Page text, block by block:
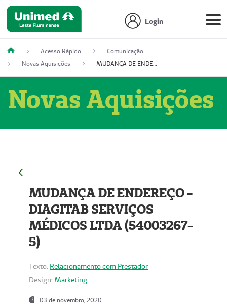
Login
Acesso Rápido
Comunicação
Novas Aquisições
MUDANÇA DE ENDEREÇO - DIAGITAB SERVIÇOS MÉDICOS LTDA (54003267-5)
Novas Aquisições
MUDANÇA DE ENDEREÇO -
DIAGITAB SERVIÇOS
MÉDICOS LTDA (54003267-
5)
Texto: Relacionamento com Prestador
Design: Marketing
03 de novembro, 2020